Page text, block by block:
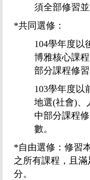
須全部修習
*共同選修：
104學年度以
博雅核心課
部分課程修
103學年度以
地選(社會)、
中部分課程
數。
*自由選修：修習
之所有課程，且
分。